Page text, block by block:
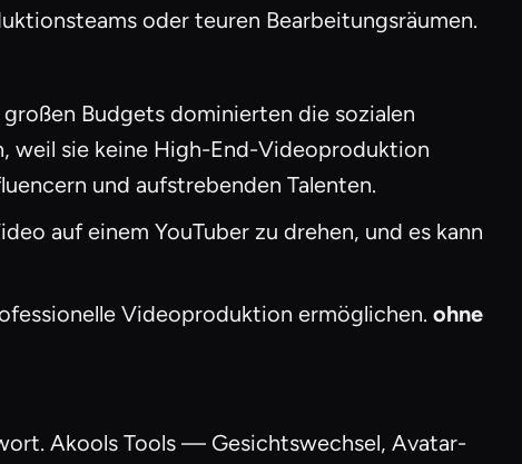
oder teuren Bearbeitungsräumen.
Budgets dominierten die sozialen
weil sie keine High-End-Videoproduktion
und aufstrebenden Talenten.
auf einem YouTuber zu drehen, und es kann
Videoproduktion ermöglichen. ohne
Akools Tools — Gesichtswechsel, Avatar-